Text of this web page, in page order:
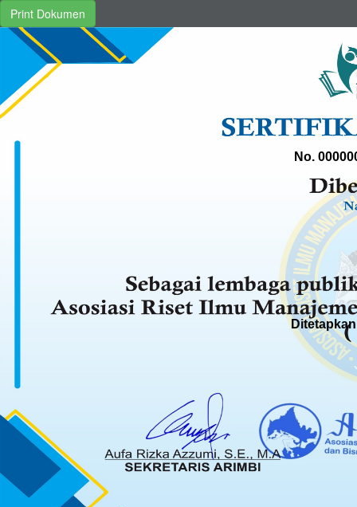
Print Dokumen
No.